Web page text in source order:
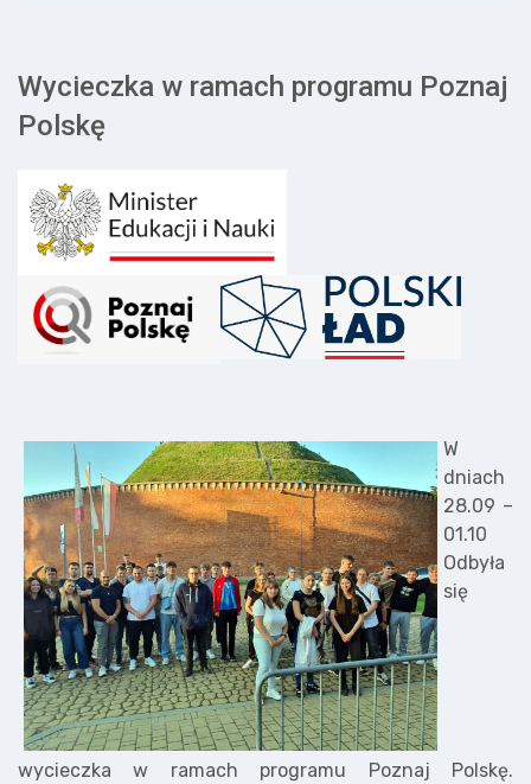
Wycieczka w ramach programu Poznaj
Polskę
W
dniach
28.09 –
01.10
Odbyła
się
wycieczka w ramach programu Poznaj Polskę.